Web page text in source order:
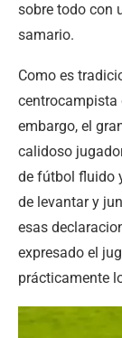
sobre todo con
samario.
Como es
centrocampista
embargo, el
calidoso
de fútbol fluido
de levantar y
esas
expresado el
prácticamente